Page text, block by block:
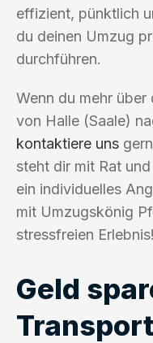
effizient, pünktlich
du deinen Umzug
durchführen.
Wenn du mehr
von Halle (Saale)
kontaktiere uns
steht dir mit Rat
ein individuelles
mit Umzugskönig
stressfreien Erlebnis!
Geld